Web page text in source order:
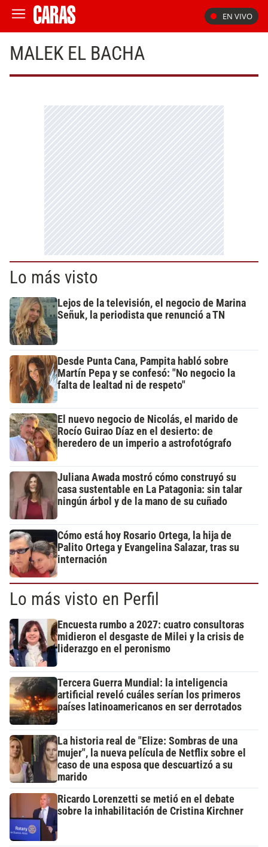
EN VIVO
MALEK EL BACHA
Lo más visto
Lejos de la televisión, el negocio de Marina
Señuk, la periodista que renunció a TN
Desde Punta Cana, Pampita habló sobre
Martín Pepa y se confesó: "No negocio la
falta de lealtad ni de respeto"
El nuevo negocio de Nicolás, el marido de
Rocío Guirao Díaz en el desierto: de
heredero de un imperio a astrofotógrafo
Juliana Awada mostró cómo construyó su
casa sustentable en La Patagonia: sin talar
ningún árbol y de la mano de su cuñado
Cómo está hoy Rosario Ortega, la hija de
Palito Ortega y Evangelina Salazar, tras su
internación
Lo más visto en Perfil
Encuesta rumbo a 2027: cuatro consultoras
midieron el desgaste de Milei y la crisis de
liderazgo en el peronismo
Tercera Guerra Mundial: la inteligencia
artificial reveló cuáles serían los primeros
países latinoamericanos en ser derrotados
La historia real de "Elize: Sombras de una
mujer", la nueva película de Netflix sobre el
caso de una esposa que descuartizó a su
marido
Ricardo Lorenzetti se metió en el debate
sobre la inhabilitación de Cristina Kirchner